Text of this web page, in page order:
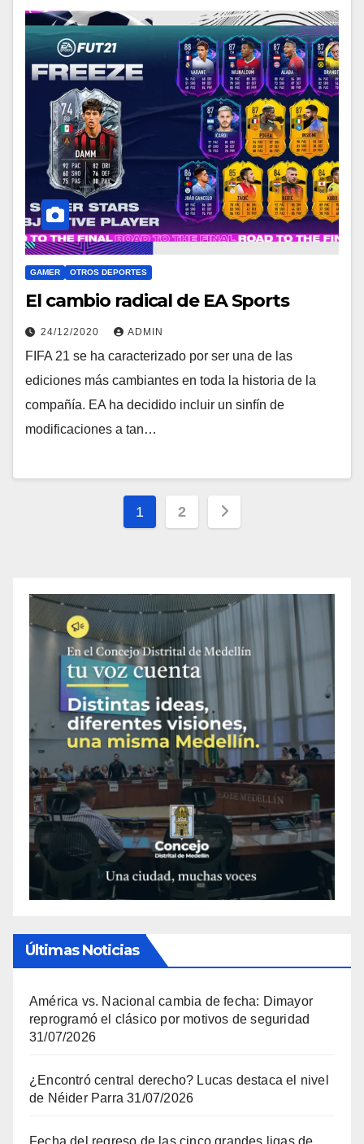
GAMER OTROS DEPORTES
El cambio radical de EA Sports
24/12/2020 ADMIN
FIFA 21 se ha caracterizado por ser una de las
ediciones más cambiantes en toda la historia de la
compañía. EA ha decidido incluir un sinfín de
modificaciones a tan…
1 2
Últimas Noticias
América vs. Nacional cambia de fecha: Dimayor
reprogramó el clásico por motivos de seguridad
31/07/2026
¿Encontró central derecho? Lucas destaca el nivel
de Néider Parra 31/07/2026